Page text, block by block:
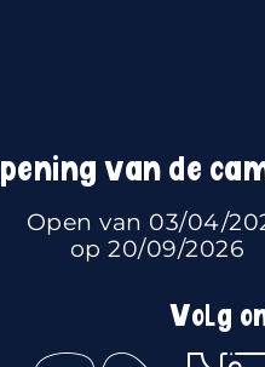
van de
Open van 03/04/
op 20/09/2026
Volg